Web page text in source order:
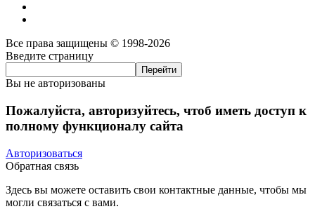
Все права защищены © 1998-2026
Введите страницу
Вы не авторизованы
Пожалуйста, авторизуйтесь, чтоб иметь доступ к
полному функционалу сайта
Авторизоваться
Обратная связь
Здесь вы можете оставить свои контактные данные, чтобы мы
могли связаться с вами.